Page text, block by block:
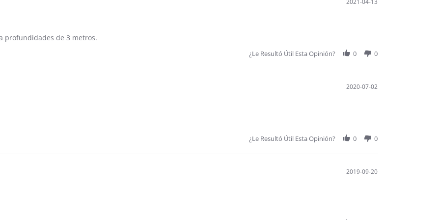
profundidades de 3 metros.
¿Le Resultó Útil Esta Opinión? 0 0
2020-07-02
¿Le Resultó Útil Esta Opinión? 0 0
2019-09-20